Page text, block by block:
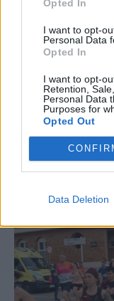
Opted In
I want to opt-
Personal Data
Opted In
I want to opt-
Retention,
Personal Data
Purposes for
Opted Out
Data Deletion